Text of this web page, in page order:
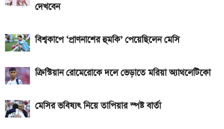
ডিসপ্লে, থাকছে সরু ফ্রেম
দাম
স্পেসিফিকেশন
দেখবেন
বিশ্বকাপে ‘প্রাণনাশের হুমকি’ পেয়েছিলেন মেসি
ক্রিস্টিয়ান রোমেরোকে দলে ভেড়াতে মরিয়া অ্যাথলেটিকো
মেসির ভবিষ্যৎ নিয়ে তাপিয়ার স্পষ্ট বার্তা